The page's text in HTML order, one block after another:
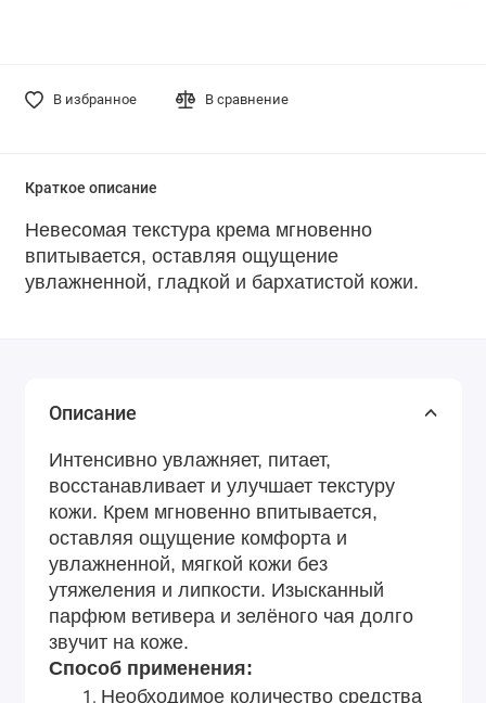
В избранное В сравнение
Краткое описание
Невесомая текстура крема мгновенно
впитывается, оставляя ощущение
увлажненной, гладкой и бархатистой кожи.
Описание
Интенсивно увлажняет, питает,
восстанавливает и улучшает текстуру
кожи. Крем мгновенно впитывается,
оставляя ощущение комфорта и
увлажненной, мягкой кожи без
утяжеления и липкости. Изысканный
парфюм ветивера и зелёного чая долго
звучит на коже.
Способ применения:
Необходимое количество средства